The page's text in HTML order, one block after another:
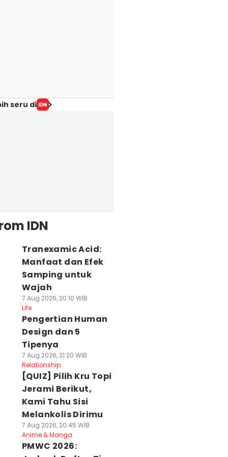
seru di
IDN
Tranexamic Acid:
Manfaat dan Efek
Samping untuk
Wajah
7 Aug 2026, 20:10 WIB
Life
Pengertian Human
Design dan 5
Tipenya
7 Aug 2026, 21:20 WIB
Relationship
[QUIZ] Pilih Kru Topi
Jerami Berikut,
Kami Tahu Sisi
Melankolis Dirimu
7 Aug 2026, 20:45 WIB
Anime & Manga
PMWC 2026: